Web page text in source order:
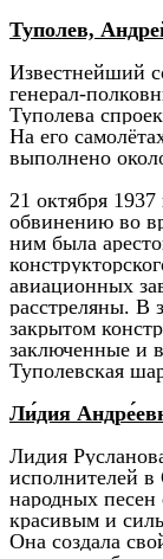
Туполев,
Известнейший
генерал-
Туполева
На его
выполнено
21 октября
обвинению во
ним была
авиационных
расстреляны. В
закрытом
заключенные и
Туполевская
Ли́дия
Лидия
исполнителей
народных
красивым и
Она создала